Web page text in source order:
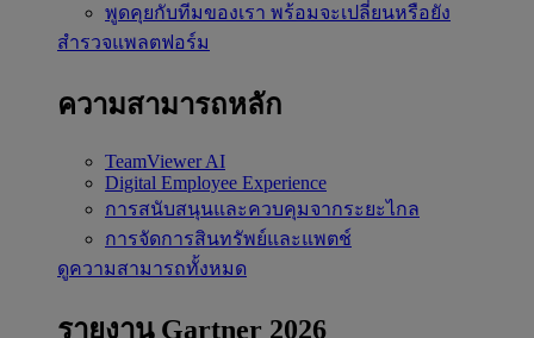
พูดคุยกับทีมของเรา พร้อมจะเปลี่ยนหรือยัง
สำรวจแพลตฟอร์ม
ความสามารถหลัก
TeamViewer AI
Digital Employee Experience
การสนับสนุนและควบคุมจากระยะไกล
การจัดการสินทรัพย์และแพตช์
ดูความสามารถทั้งหมด
รายงาน Gartner 2026